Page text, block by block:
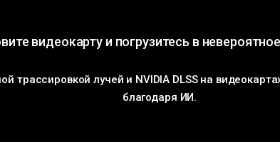
видеокарту и погрузитесь в
трассировкой лучей и NVIDIA DLSS на
благодаря ИИ.